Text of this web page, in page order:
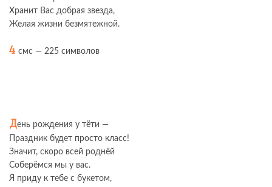
Хранит Вас добрая звезда,
Желая жизни безмятежной.
4 смс — 225 символов
День рождения у тёти —
Праздник будет просто класс!
Значит, скоро всей роднёй
Соберёмся мы у вас.
Я приду к тебе с букетом,